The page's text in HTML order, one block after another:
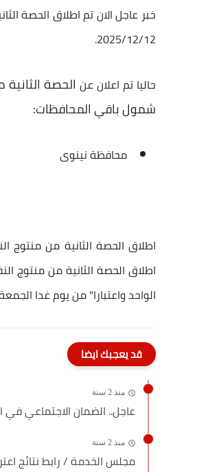
خبر عاجل الان تم اطلاق الحصة الثانية من
2025/12/12.
حاليا تم اعلان عن
شمول باقي المحافظات:
محافظة نينوى
اطلاق الحصة الثانية من منتوج
الواحد واعتبارا" من يوم غدا الجمعة
قد يعجبك ايضا
منذ 2 سنة
عاجل.. الضمان الاجتماعي في
منذ 2 سنة
مجلس الخدمة / رابط نتائج